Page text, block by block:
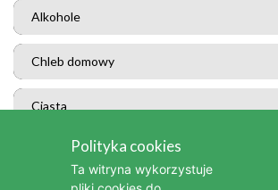
Alkohole
Chleb domowy
Ciasta
Dania z grillaPolityka cookies
Ta witryna wykorzystuje